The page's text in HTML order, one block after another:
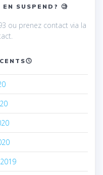
SUSPEND? 🧐
ou prenez contact via la